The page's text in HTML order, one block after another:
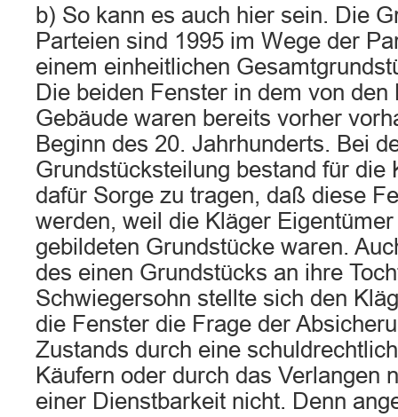
b) So kann es auch hier sein. Die
Parteien sind 1995 im Wege der
einem einheitlichen
Die beiden Fenster in dem von
Gebäude waren bereits vorher
Beginn des 20. Jahrhunderts. Bei
Grundstücksteilung bestand für die
dafür Sorge zu tragen, daß diese
werden, weil die Kläger
gebildeten Grundstücke waren.
des einen Grundstücks an ihre
Schwiegersohn stellte sich den
die Fenster die Frage der
Zustands durch eine
Käufern oder durch das Verlangen
einer Dienstbarkeit nicht. Denn